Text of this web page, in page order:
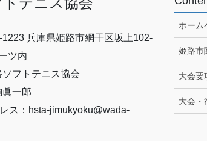
兵庫県姫路市網干区坂上102-
ツ内
フトテニス協会
一郎
ス：hsta-jimukyoku@wada-
ホーム
姫路市
大会要
大会・